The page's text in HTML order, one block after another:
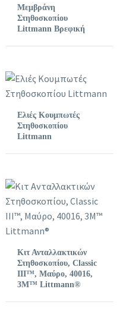
Μεμβράνη
Στηθοσκοπίου
Littmann Βρεφική
Ελιές Κουμπωτές
Στηθοσκοπίου
Littmann
Κιτ Ανταλλακτικών
Στηθοσκοπίου, Classic
III™, Μαύρο, 40016,
3M™ Littmann®